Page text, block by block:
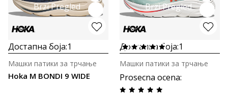
Brzi Pregled
Достапна боја:1
Hoka M BONDI 9 WIDE
Машки патики за трчање
Brzi Pregled
Достапна боја:1
Prosecna ocena:
Машки патики за трчање